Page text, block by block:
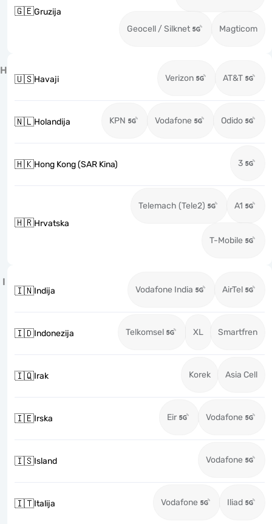
🇬🇪Gruzija
Geocell / Silknet Magticom
H
🇺🇸Havaji Verizon AT&T
🇳🇱Holandija KPN Vodafone Odido
🇭🇰Hong Kong (SAR Kina) 3
🇭🇷Hrvatska
Telemach (Tele2) A1
T-Mobile
I
🇮🇳Indija Vodafone India AirTel
🇮🇩Indonezija Telkomsel XL Smartfren
🇮🇶Irak Korek Asia Cell
🇮🇪Irska Eir Vodafone
🇮🇸Island Vodafone
🇮🇹Italija Vodafone Iliad